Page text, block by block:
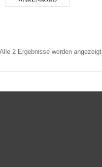
Alle 2 Ergebnisse werden angezeigt